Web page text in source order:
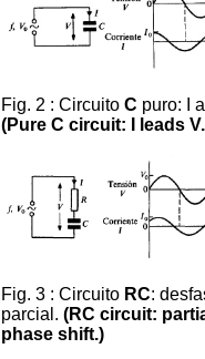
Fig. 2 : Circuito C puro: I
(Pure C circuit: I leads
Fig. 3 : Circuito RC:
parcial. (RC circuit:
phase shift.)